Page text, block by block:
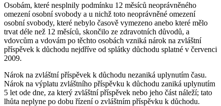
Osobám, které nesplnily podmínku 12 měsíců neoprávněného
omezení osobní svobody a u nichž toto neoprávněné omezení
osobní svobody, které nebylo časově vymezeno anebo které mělo
trvat déle než 12 měsíců, skončilo ze zdravotních důvodů, a
vdovcům a vdovám po těchto osobách vzniká nárok na zvláštní
příspěvek k důchodu nejdříve od splátky důchodu splatné v červenci
2009.
Nárok na zvláštní příspěvek k důchodu nezaniká uplynutím času.
Nárok na výplatu zvláštního příspěvku k důchodu zaniká uplynutím
5 let ode dne, za který zvláštní příspěvek nebo jeho část náleží; tato
lhůta neplyne po dobu řízení o zvláštním příspěvku k důchodu.